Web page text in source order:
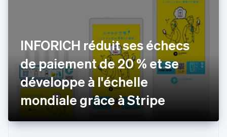
INFORICH réduit ses échecs
de paiement de 20 % et se
développe à l'échelle
mondiale grâce à Stripe
EnglishItaliano
Danemark
English
Émirats arabes unis
English
Espagne
EspañolEnglish
English